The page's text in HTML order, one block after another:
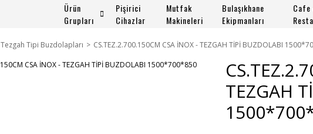
Ürün
Grupları
Pişirici
Cihazlar
Mutfak
Makineleri
Bulaşıkhane
Ekipmanları
Cafe
Tezgah Tipi Buzdolapları CS.TEZ.2.700.150CM CSA İNOX - TEZGAH TİPİ BUZDOLABI
TEZGAH